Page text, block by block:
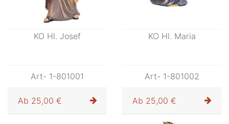
KO Hl. Josef
Art- 1-801001
Ab 25,00 €
KO Hl. Maria
Art- 1-801002
Ab 25,00 €